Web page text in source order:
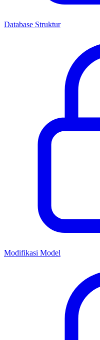
Database Struktur
Modifikasi Model